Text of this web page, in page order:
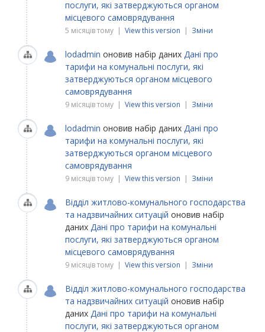
послуги, які затверджуються органом
місцевого самоврядування
5 місяців тому | View this version | Зміни
lodadmin оновив набір даних Дані про
тарифи на комунальні послуги, які
затверджуються органом місцевого
самоврядування
9 місяців тому | View this version | Зміни
lodadmin оновив набір даних Дані про
тарифи на комунальні послуги, які
затверджуються органом місцевого
самоврядування
9 місяців тому | View this version | Зміни
Відділ житлово-комунального господарства
та надзвичайних ситуацій оновив набір
даних Дані про тарифи на комунальні
послуги, які затверджуються органом
місцевого самоврядування
9 місяців тому | View this version | Зміни
Відділ житлово-комунального господарства
та надзвичайних ситуацій оновив набір
даних Дані про тарифи на комунальні
послуги, які затверджуються органом